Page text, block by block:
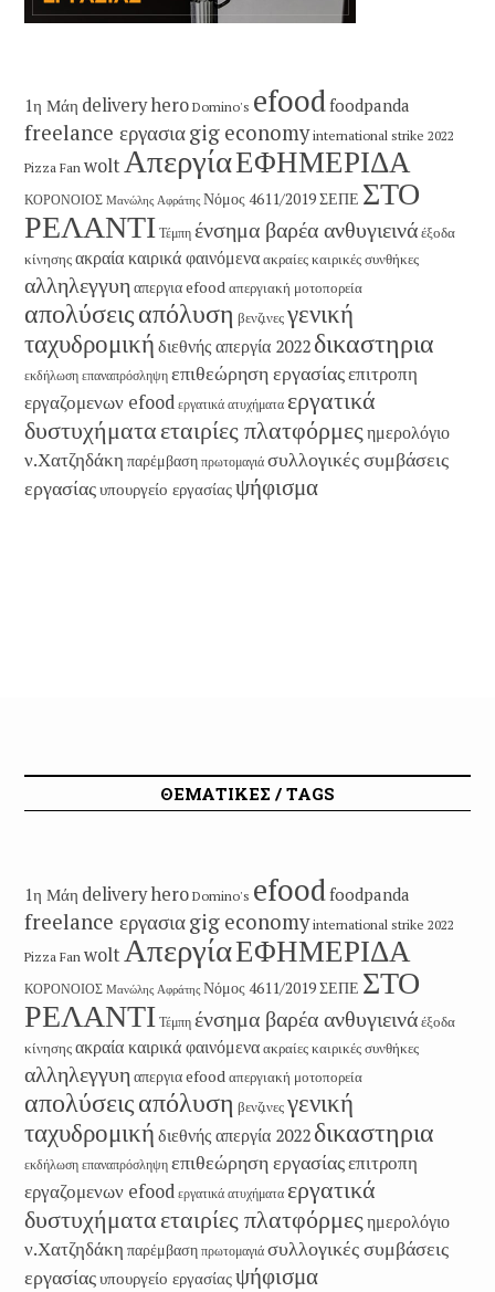
1η Μάη delivery hero Domino's efoodfoodpanda
freelance εργασιαgig economy international strike 2022
Pizza Fan woltΑπεργίαΕΦΗΜΕΡΙΔΑ
ΚΟΡΟΝΟΙΟΣ Μανώλης Αφράτης Νόμος 4611/2019ΣΕΠΕ ΣΤΟ
ΡΕΛΑΝΤΙ Τέμπη ένσημα βαρέα ανθυγιεινάέξοδα
κίνησηςακραία καιρικά φαινόμεναακραίες καιρικές συνθήκες
αλληλεγγυη απεργια efood απεργιακή μοτοπορεία
απολύσειςαπόλυση βενζινεςγενική
ταχυδρομική διεθνής απεργία 2022 δικαστηρια
εκδήλωση επαναπρόσληψη επιθεώρηση εργασίαςεπιτροπη
εργαζομενων efood εργατικά ατυχήματα εργατικά
δυστυχήματαεταιρίες πλατφόρμες ημερολόγιο
ν.Χατζηδάκη παρέμβαση πρωτομαγιά συλλογικές συμβάσεις
εργασίαςυπουργείο εργασίαςψήφισμα
ΘΕΜΑΤΙΚΕΣ / TAGS
1η Μάη delivery hero Domino's efoodfoodpanda
freelance εργασιαgig economy international strike 2022
Pizza Fan woltΑπεργίαΕΦΗΜΕΡΙΔΑ
ΚΟΡΟΝΟΙΟΣ Μανώλης Αφράτης Νόμος 4611/2019ΣΕΠΕ ΣΤΟ
ΡΕΛΑΝΤΙ Τέμπη ένσημα βαρέα ανθυγιεινάέξοδα
κίνησηςακραία καιρικά φαινόμεναακραίες καιρικές συνθήκες
αλληλεγγυη απεργια efood απεργιακή μοτοπορεία
απολύσειςαπόλυση βενζινεςγενική
ταχυδρομική διεθνής απεργία 2022 δικαστηρια
εκδήλωση επαναπρόσληψη επιθεώρηση εργασίαςεπιτροπη
εργαζομενων efood εργατικά ατυχήματα εργατικά
δυστυχήματαεταιρίες πλατφόρμες ημερολόγιο
ν.Χατζηδάκη παρέμβαση πρωτομαγιά συλλογικές συμβάσεις
εργασίαςυπουργείο εργασίαςψήφισμα